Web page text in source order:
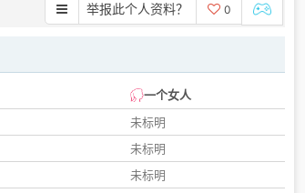
举报此个人资料？ 0
一个女人
未标明
未标明
未标明